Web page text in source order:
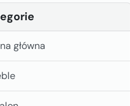
główna